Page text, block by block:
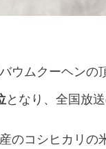
ウムクーヘンの
となり、全国放
のコシヒカリの